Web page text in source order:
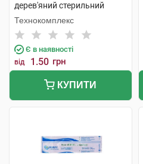
дерев'яний стерильний
1240101 1 шт
Технокомплекс
Є в наявності
від 1.50 грн
КУПИТИ